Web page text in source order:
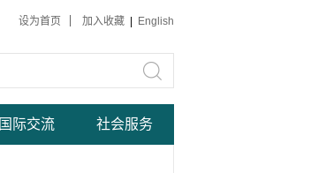
设为首页 加入收藏 English
国际交流 社会服务